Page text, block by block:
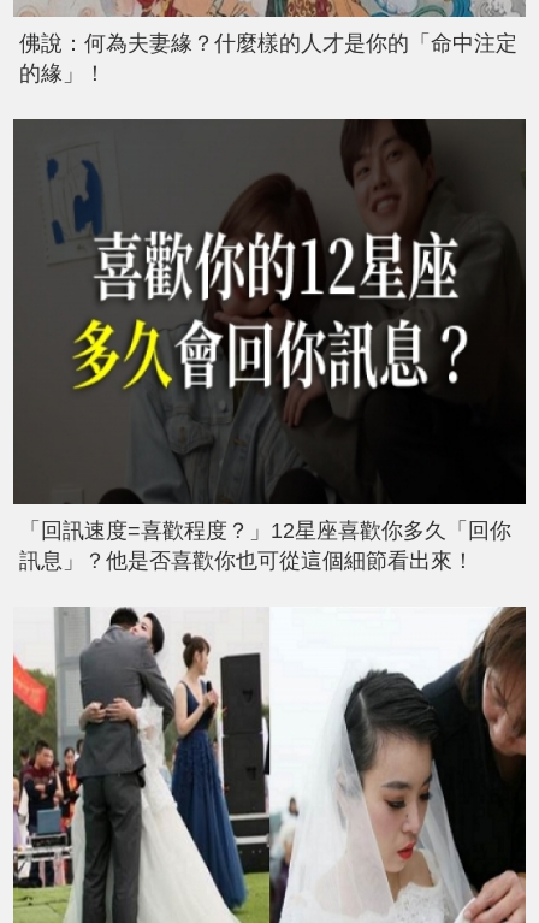
佛說：何為夫妻緣？什麼樣的人才是你的「命中注定
的緣」！
「回訊速度=喜歡程度？」12星座喜歡你多久「回你
訊息」？他是否喜歡你也可從這個細節看出來！